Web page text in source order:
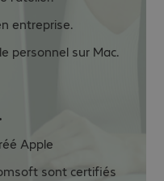
entreprise.
personnel sur Mac.
Apple
sont certifiés